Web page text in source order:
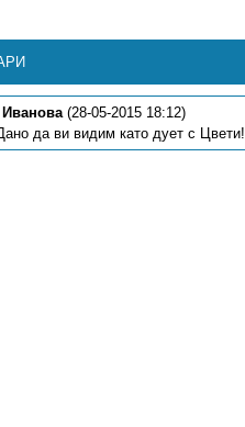
(28-05-2015 18:12)
да ви видим като дует с Цвети!